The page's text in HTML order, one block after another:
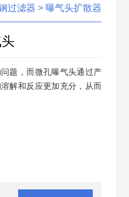
过滤器 > 曝气头扩散器
题，而微孔曝气头通过产
解和反应更加充分，从而